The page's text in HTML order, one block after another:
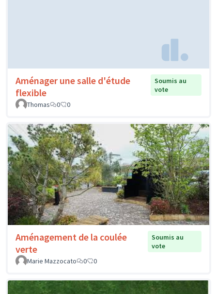
Aménager une salle d'étude
flexible
Soumis au
vote
Thomas
0 0
Aménagement de la coulée
verte
Soumis au
vote
Marie Mazzocato
0 0